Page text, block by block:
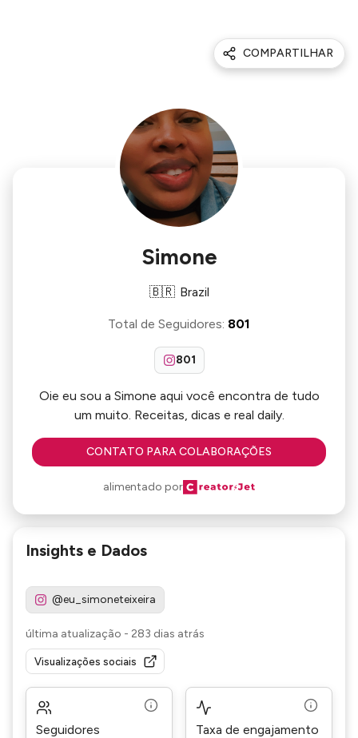
COMPARTILHAR
Simone
🇧🇷 Brazil
Total de Seguidores: 801
801
Oie eu sou a Simone aqui você encontra de tudo
um muito. Receitas, dicas e real daily.
CONTATO PARA COLABORAÇÕES
alimentado por
Insights e Dados
@eu_simoneteixeira
última atualização - 283 dias atrás
Visualizações sociais
Seguidores
Taxa de engajamento